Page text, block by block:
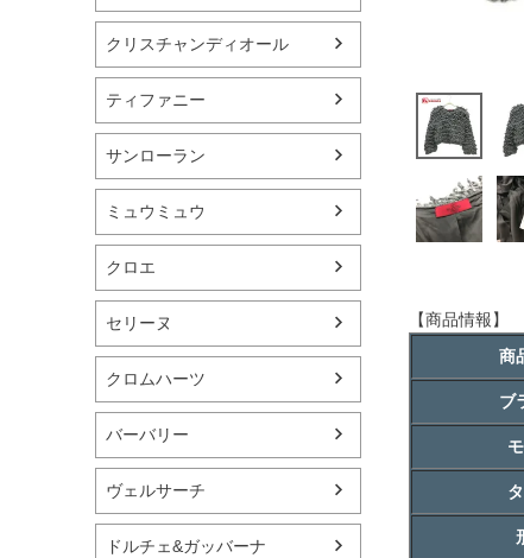
クリスチャンディオール
ティファニー
サンローラン
ミュウミュウ
クロエ
セリーヌ
クロムハーツ
バーバリー
ヴェルサーチ
ドルチェ&ガッバーナ
【商品情報】
商
ブ